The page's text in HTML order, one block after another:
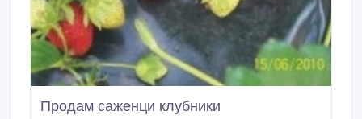
Продам саженци клубники